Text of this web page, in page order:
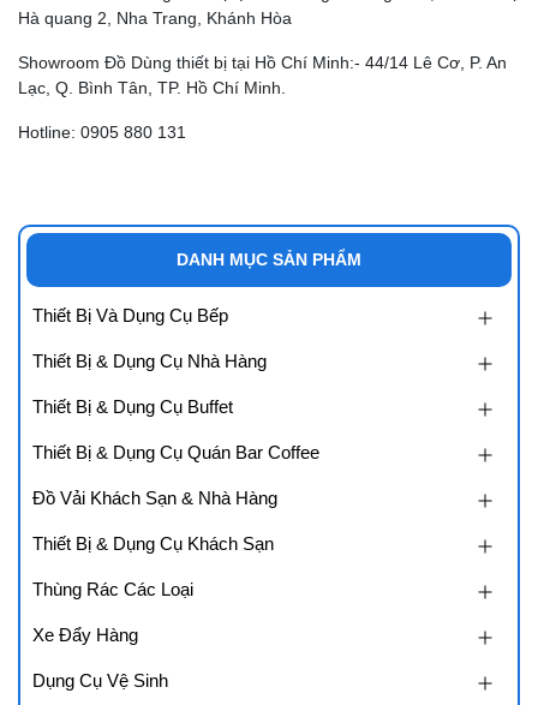
Hà quang 2, Nha Trang, Khánh Hòa
Showroom Đồ Dùng thiết bị tại Hồ Chí Minh:- 44/14 Lê Cơ, P. An
Lạc, Q. Bình Tân, TP. Hồ Chí Minh.
Hotline: 0905 880 131
DANH MỤC SẢN PHẨM
Thiết Bị Và Dụng Cụ Bếp
Thiết Bị & Dụng Cụ Nhà Hàng
Thiết Bị & Dụng Cụ Buffet
Thiết Bị & Dụng Cụ Quán Bar Coffee
Đồ Vải Khách Sạn & Nhà Hàng
Thiết Bị & Dụng Cụ Khách Sạn
Thùng Rác Các Loại
Xe Đẩy Hàng
Dụng Cụ Vệ Sinh